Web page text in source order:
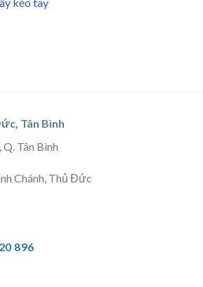
Tân Bình
Tân Bình
Chánh, Thủ Đức
896